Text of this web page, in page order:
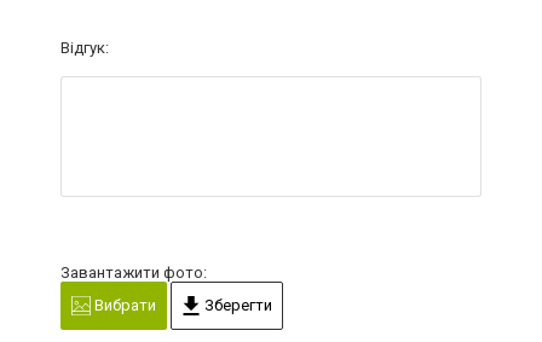
Відгук:
Завантажити фото:
Вибрати
Зберегти